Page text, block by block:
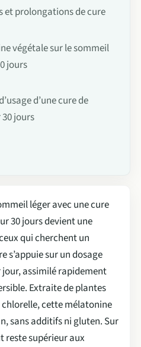
et prolongations de cure
végétale sur le sommeil
jours
d’une cure de
jours
léger avec une cure
30 jours devient une
qui cherchent un
s’appuie sur un dosage
assimilé rapidement
Extraite de plantes
cette mélatonine
sans additifs ni gluten. Sur
reste supérieur aux